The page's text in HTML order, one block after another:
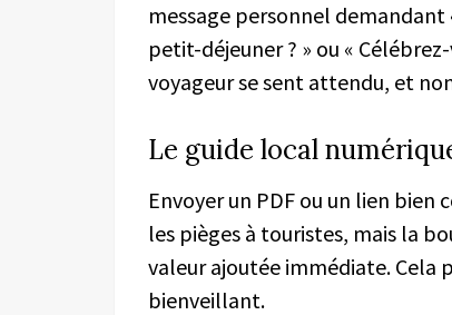
message personnel
petit-déjeuner ? » ou «
voyageur se sent attendu, et
Le guide local
Envoyer un PDF ou un lien bien
les pièges à touristes, mais la
valeur ajoutée immédiate. Cela
bienveillant.